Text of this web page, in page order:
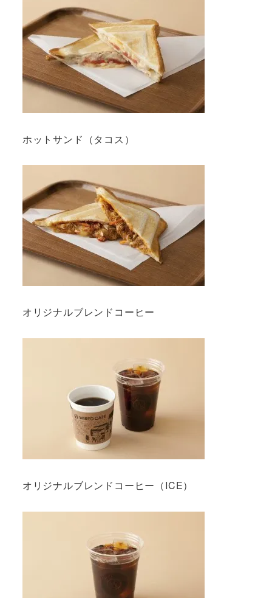
ホットサンド（タコス）
オリジナルブレンドコーヒー
オリジナルブレンドコーヒー（ICE）